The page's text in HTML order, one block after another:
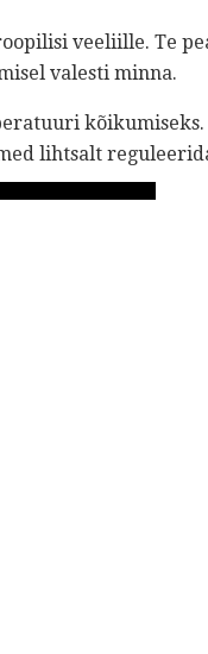
veeliille. Te
valesti minna.
kõikumiseks.
lihtsalt